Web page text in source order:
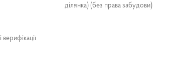
ділянка) (без права забудови)